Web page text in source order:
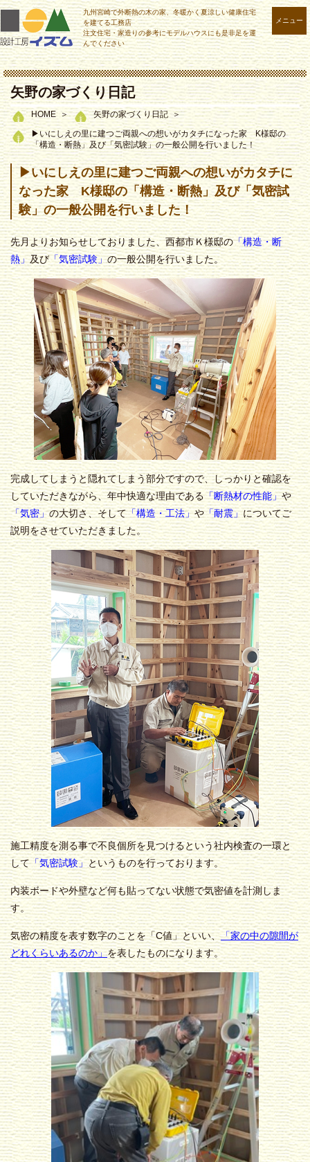
メニュー
九州宮崎で外断熱の木の家、冬暖かく夏涼しい健康住宅
を建てる工務店
注文住宅・家造りの参考にモデルハウスにも是非足を運
んでください
矢野の家づくり日記
HOME
矢野の家づくり日記
▶いにしえの里に建つご両親への想いがカタチになった家 K様邸の
「構造・断熱」及び「気密試験」の一般公開を行いました！
▶いにしえの里に建つご両親への想いがカタチに
なった家 K様邸の「構造・断熱」及び「気密試
験」の一般公開を行いました！
先月よりお知らせしておりました、西都市Ｋ様邸の「構造・断
熱」及び「気密試験」の一般公開を行いました。
完成してしまうと隠れてしまう部分ですので、しっかりと確認を
していただきながら、年中快適な理由である「断熱材の性能」や
「気密」の大切さ、そして「構造・工法」や「耐震」についてご
説明をさせていただきました。
施工精度を測る事で不良個所を見つけるという社内検査の一環と
して「気密試験」というものを行っております。
内装ボードや外壁など何も貼ってない状態で気密値を計測しま
す。
気密の精度を表す数字のことを「C値」といい、「家の中の隙間が
どれくらいあるのか」を表したものになります。